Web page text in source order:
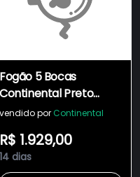
Fogão 5 Bocas
Continental Preto
Mesa de Vidro, Forno
Chama (FC5GB)
vendido por Continental
R$ 1.929,00
14 dias